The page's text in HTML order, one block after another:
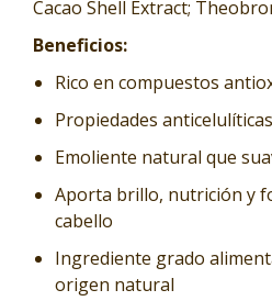
Cacao Shell Extract;
Beneficios:
Rico en compuestos
Propiedades
Emoliente natural que
Aporta brillo, nutrición y
cabello
Ingrediente grado
origen natural